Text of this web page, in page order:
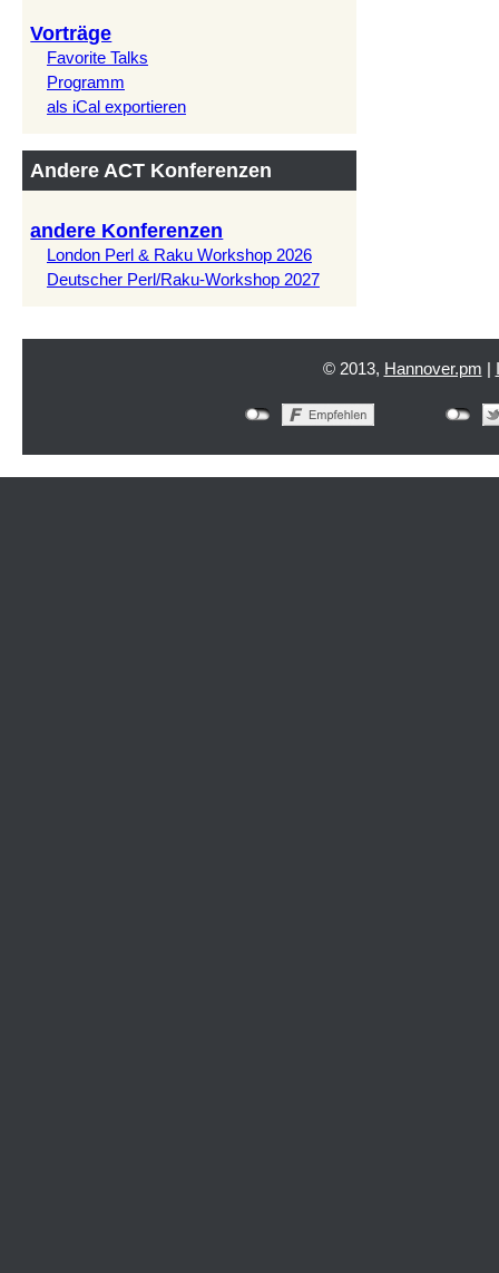
Vorträge
Favorite Talks
Programm
als iCal exportieren
Andere ACT Konferenzen
andere Konferenzen
London Perl & Raku Workshop 2026
Deutscher Perl/Raku-Workshop 2027
© 2013, Hannover.pm